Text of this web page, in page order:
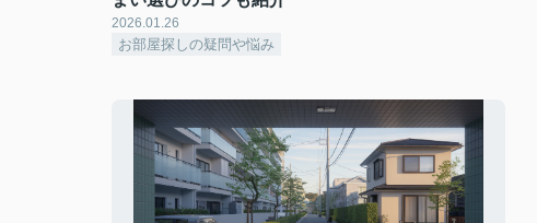
2026.01.26
お部屋探しの疑問や悩み